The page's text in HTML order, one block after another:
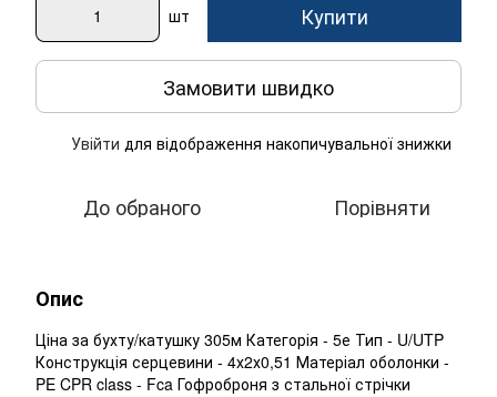
шт Купити
Замовити швидко
Увійти для відображення накопичувальної знижки
До обраного Порівняти
Опис
Ціна за бухту/катушку 305м Категорія - 5е Тип - U/UTP
Конструкція серцевини - 4х2х0,51 Матеріал оболонки -
PE CPR class - Fca Гофроброня з стальної стрічки